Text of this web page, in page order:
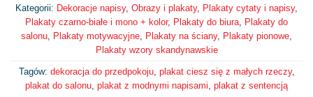
Kategorii: Dekoracje napisy, Obrazy i plakaty, Plakaty cytaty i napisy,
Plakaty czarno-białe i mono + kolor, Plakaty do biura
Plakaty do
salonu
Plakaty motywacyjne Plakaty na ściany, Plakaty pionowe
Plakaty wzory skandynawskie
Tagów: dekoracja do przedpokoju, plakat ciesz się z małych rzeczy,
plakat do salonu plakat z modnymi napisami plakat z sentencją